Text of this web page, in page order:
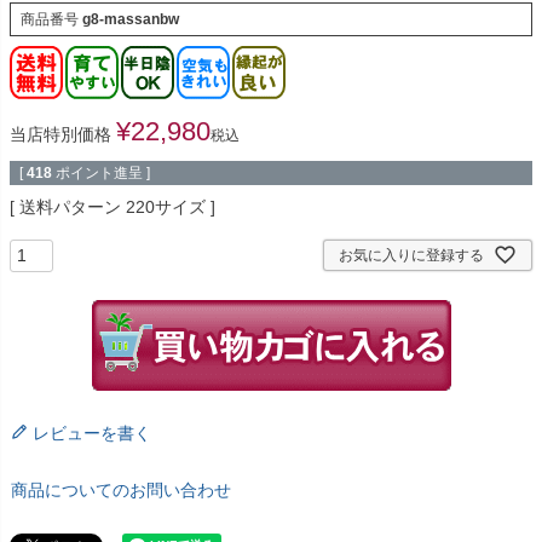
商品番号 g8-massanbw
当店特別価格 ¥22,980税込
[ 418 ポイント進呈 ]
送料パターン 220サイズ
お気に入りに登録する
レビューを書く
商品についてのお問い合わせ